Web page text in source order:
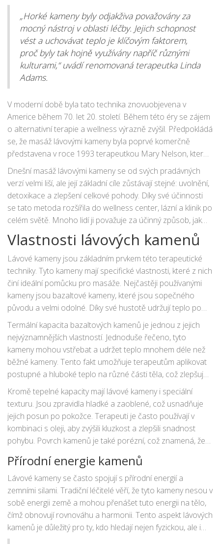
přispět ke zdraví a duševní pohodě. Různé kultury si
techniku přizpůsobily podle svých vlastních tradic a víry, což
vedlo k rozmanitému spektru metod a praktik spojených s
masáží lávovými kameny.
„Horké kameny byly odjakživa považovány za
mocný nástroj v oblasti léčby. Jejich schopnost
vést a uchovávat teplo je klíčovým faktorem,
proč byly tak hojně využívány napříč různými
kulturami,“ uvádí renomovaná terapeutka Linda
Adams.
V moderní době byla tato technika znovuobjevena v
Americe během 70. let 20. století. Během této éry se zájem
o alternativní terapie a wellness výrazně zvýšil. Předpokládá
se, že masáž lávovými kameny byla poprvé komerčně
představena v roce 1993 terapeutkou Mary Nelson, která ji
nazvala „LaStone Therapy.“ Nelson kombinuje tradiční
techniky s moderními poznatky o těle, což okamžitě
vzbudilo zájem široké veřejnosti a terapeutických komunit.
Dnešní masáž lávovými kameny se od svých pradávných
verzí velmi liší, ale její základní cíle zůstávají stejné: uvolnění,
detoxikace a zlepšení celkové pohody. Díky své účinnosti
se tato metoda rozšířila do wellness center, lázní a klinik po
celém světě. Mnoho lidí ji považuje za účinný způsob, jak
snížit stres, zmírnit bolesti svalů a zlepšit krevní oběh.
Vlastnosti lávových kamenů
Lávové kameny jsou základním prvkem této terapeutické
techniky. Tyto kameny mají specifické vlastnosti, které z nich
činí ideální pomůcku pro masáže. Nejčastěji používanými
kameny jsou bazaltové kameny, které jsou sopečného
původu a velmi odolné. Díky své hustotě udržují teplo po
dlouhou dobu, což je klíčové pro účinnou terapii.
Termální kapacita bazaltových kamenů je jednou z jejich
nejvýznamnějších vlastností. Jednoduše řečeno, tyto
kameny mohou vstřebat a udržet teplo mnohem déle než
běžné kameny. Tento fakt umožňuje terapeutům aplikovat
postupné a hluboké teplo na různé části těla, což zlepšuje
krevní oběh a uvolňuje napjaté svaly. Výsledkem je
intenzivní pocit
relaxace a pohody.
Kromě tepelné kapacity mají lávové kameny i speciální
texturu. Jsou zpravidla hladké a zaoblené, což usnadňuje
jejich posun po pokožce. Terapeuti je často používají v
kombinaci s oleji, aby zvýšili kluzkost a zlepšili snadnost
pohybu. Povrch kamenů je také porézní, což znamená, že
mohou pohlcovat a zadržovat oleje, esenciální oleje nebo
léčivé látky, které se poté postupně uvolňují během
masáže.
Přírodní energie kamenů
Lávové kameny se často spojují s přírodní energií a
zemními silami. Tradiční léčitelé věří, že tyto kameny nesou v
sobě energii země a mohou přenášet tuto energii na tělo,
čímž obnovují rovnováhu a harmonii. Tento aspekt lávových
kamenů je důležitý pro ty, kdo hledají nejen fyzickou, ale i
duchovní relaxaci.